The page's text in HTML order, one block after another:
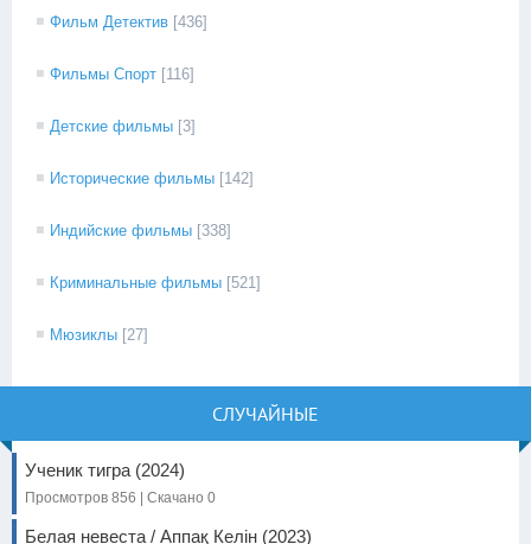
Фильм Детектив [436]
Фильмы Спорт [116]
Детские фильмы [3]
Исторические фильмы [142]
Индийские фильмы [338]
Криминальные фильмы [521]
Мюзиклы [27]
СЛУЧАЙНЫЕ
Ученик тигра (2024)
Просмотров 856 | Скачано 0
Белая невеста / Аппақ Келін (2023)